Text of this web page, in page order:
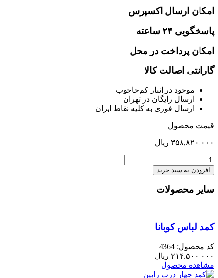
امکان ارسال اکسپرس
پاسخگویی ۲۴ ساعته
امکان پرداخت در محل
گارانتی اصالت کالا
موجود در انبار کم‌‌جاچوب
ارسال رایگان در تهران
ارسال فوری به کلیه نقاط ایران
قیمت محصول
۳۵۸,۸۲۰,۰۰۰ ریال
کنسول
ایرون
عدد
افزودن به سبد خرید
سایر محصولات
کمد لباس کوبانا
کد محصول: 4364
۲۱۴,۵۰۰,۰۰۰ ریال
مشاهده محصول